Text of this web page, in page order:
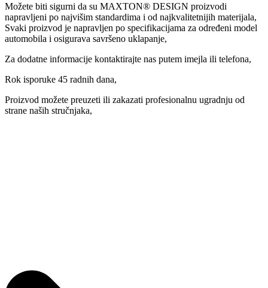
Možete biti sigurni da su MAXTON® DESIGN proizvodi
napravljeni po najvišim standardima i od najkvalitetnijih materijala,
Svaki proizvod je napravljen po specifikacijama za određeni model
automobila i osigurava savršeno uklapanje,
Za dodatne informacije kontaktirajte nas putem imejla ili telefona,
Rok isporuke 45 radnih dana,
Proizvod možete preuzeti ili zakazati profesionalnu ugradnju od
strane naših stručnjaka,